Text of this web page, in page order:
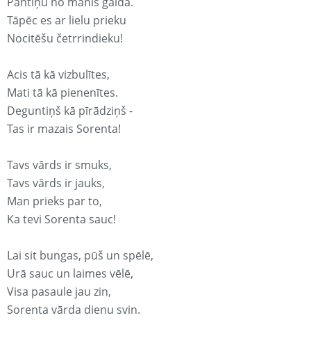
Tāpēc es ar lielu prieku
Nocitēšu četrrindieku!
Acis tā kā vizbulītes,
Mati tā kā pienenītes.
Deguntiņš kā pīrādziņš -
Tas ir mazais Sorenta!
Tavs vārds ir smuks,
Tavs vārds ir jauks,
Man prieks par to,
Ka tevi Sorenta sauc!
Lai sit bungas, pūš un spēlē,
Urā sauc un laimes vēlē,
Visa pasaule jau zin,
Sorenta vārda dienu svin.